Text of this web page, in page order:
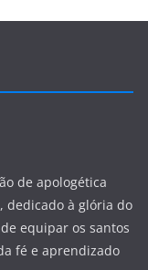
de apologética
dedicado à glória do
equipar os santos
fé e aprendizado